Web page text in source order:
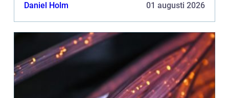
Daniel Holm 01 augusti 2026